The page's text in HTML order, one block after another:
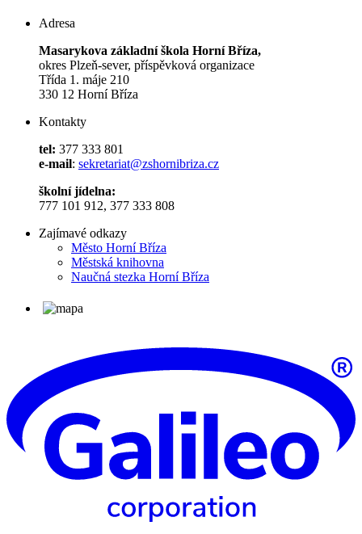
Adresa
Masarykova základní škola Horní Bříza,
okres Plzeň-sever, příspěvková organizace
Třída 1. máje 210
330 12 Horní Bříza
Kontakty
tel: 377 333 801
e-mail: sekretariat@zshornibriza.cz
školní jídelna:
777 101 912, 377 333 808
Zajímavé odkazy
Město Horní Bříza
Městská knihovna
Naučná stezka Horní Bříza